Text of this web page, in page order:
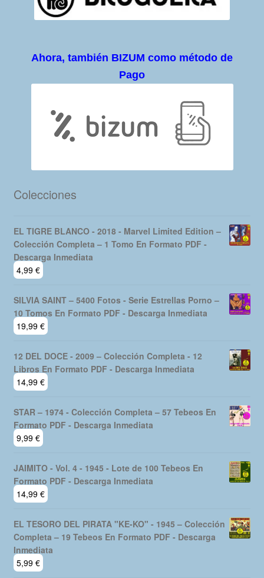
Ahora, también BIZUM como método de
Pago
Colecciones
EL TIGRE BLANCO - 2018 - Marvel Limited Edition –
Colección Completa – 1 Tomo En Formato PDF -
Descarga Inmediata
4,99 €
SILVIA SAINT – 5400 Fotos - Serie Estrellas Porno –
10 Tomos En Formato PDF - Descarga Inmediata
19,99 €
12 DEL DOCE - 2009 – Colección Completa - 12
Libros En Formato PDF - Descarga Inmediata
14,99 €
STAR – 1974 - Colección Completa – 57 Tebeos En
Formato PDF - Descarga Inmediata
9,99 €
JAIMITO - Vol. 4 - 1945 - Lote de 100 Tebeos En
Formato PDF - Descarga Inmediata
14,99 €
EL TESORO DEL PIRATA "KE-KO" - 1945 – Colección
Completa – 19 Tebeos En Formato PDF - Descarga
Inmediata
5,99 €